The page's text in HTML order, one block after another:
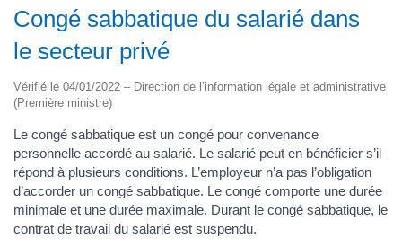
Congé sabbatique du salarié dans
le secteur privé
Vérifié le 04/01/2022 – Direction de l’information légale et administrative
(Première ministre)
Le congé sabbatique est un congé pour convenance
personnelle accordé au salarié. Le salarié peut en bénéficier s’il
répond à plusieurs conditions. L’employeur n’a pas l’obligation
d’accorder un congé sabbatique. Le congé comporte une durée
minimale et une durée maximale. Durant le congé sabbatique, le
contrat de travail du salarié est suspendu.